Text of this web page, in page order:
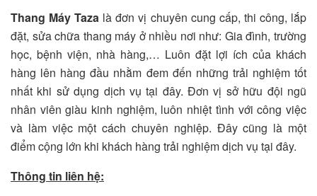
Thang Máy Taza là đơn vị chuyên cung cấp, thi công, lắp
đặt, sửa chữa thang máy ở nhiều nơi như: Gia đình, trường
học, bệnh viện, nhà hàng,… Luôn đặt lợi ích của khách
hàng lên hàng đầu nhằm đem đến những trải nghiệm tốt
nhất khi sử dụng dịch vụ tại đây. Đơn vị sở hữu đội ngũ
nhân viên giàu kinh nghiệm, luôn nhiệt tình với công việc
và làm việc một cách chuyên nghiệp. Đây cũng là một
điểm cộng lớn khi khách hàng trải nghiệm dịch vụ tại đây.
Thông tin liên hệ: